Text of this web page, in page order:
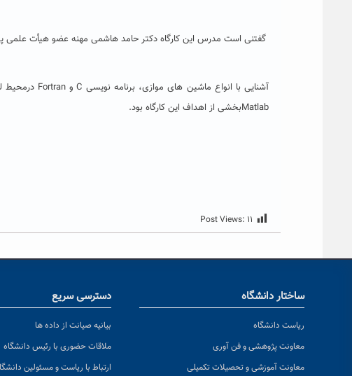
گفتنی است مدرس این کارگاه دکتر حامد هاشمی مهنه عضو هیأت علمی
Matlabبخشی از اهداف این کارگاه بود.
Post Views: ۱۱
ساختار دانشگاه
ریاست دانشگاه
معاونت پژوهشی و فن آوری
معاونت آموزشی و تحصیلات تکمیلی
دسترسی سریع
بیانیه صیانت از داده ها
ملاقات حضوری با رئیس دانشگاه
ارتباط با ریاست و مسئولین